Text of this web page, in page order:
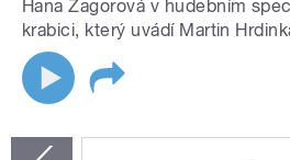
Hana Zagorová v hudebním
krabici, který uvádí Martin